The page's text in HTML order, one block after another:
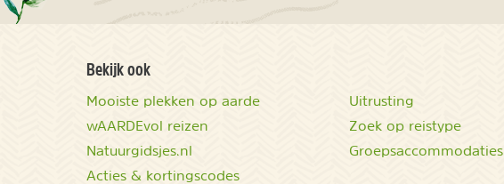
Bekijk ook
Mooiste plekken op aarde
wAARDEvol reizen
Natuurgidsjes.nl
Acties & kortingscodes
Uitrusting
Zoek op reistype
Groepsaccommodaties